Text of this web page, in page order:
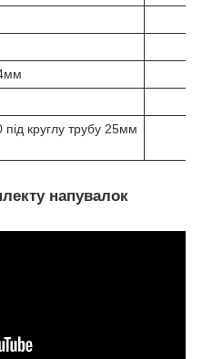
круглу трубу 25мм
напувалок